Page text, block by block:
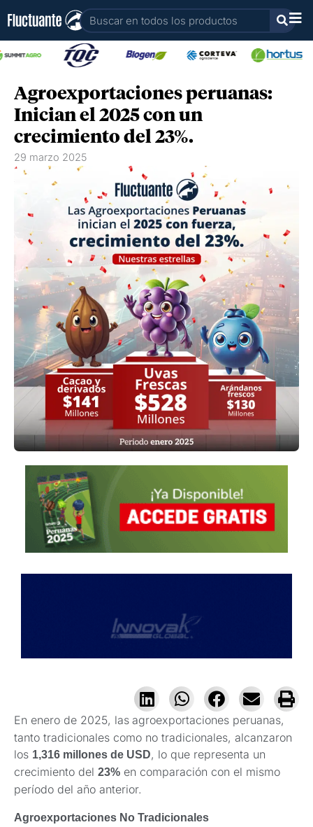
contenido
Buscar
Agroexportaciones peruanas:
Inician el 2025 con un
crecimiento del 23%.
29 marzo 2025
En enero de 2025, las agroexportaciones peruanas,
tanto tradicionales como no tradicionales, alcanzaron
los 1,316 millones de USD, lo que representa un
crecimiento del 23% en comparación con el mismo
período del año anterior.
Agroexportaciones No Tradicionales